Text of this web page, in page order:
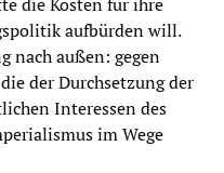
aufbürden will.
nach außen: gegen
der Durchsetzung der
Interessen des
im Wege